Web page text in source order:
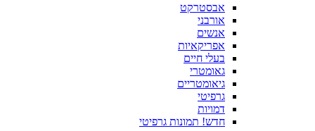
אבסטרקט
אורבני
אנשים
אפריקאיות
בעלי חיים
גאומטרי
גיאומטריים
גרפיטי
דמויות
חדש! תמונות גרפיטי